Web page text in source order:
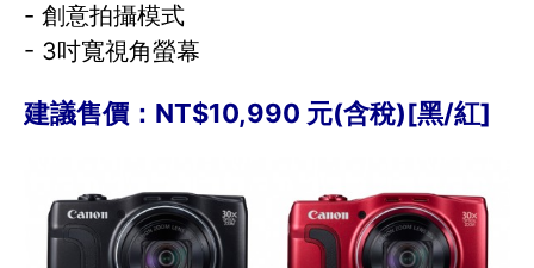
- 創意拍攝模式
- 3吋寬視角螢幕
建議售價：NT$10,990 元(含稅)[黑/紅]